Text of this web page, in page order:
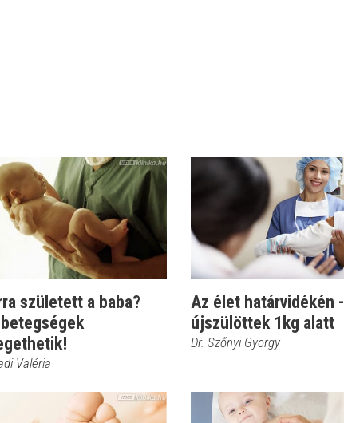
született a baba?
Valéria
Az élet határvidékén -
újszülöttek 1kg alatt
Dr. Szőnyi György